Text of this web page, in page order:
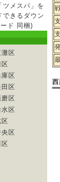
ツメスパ」を
できるダウン
ド 同梱)
区
区
区
区
区
区